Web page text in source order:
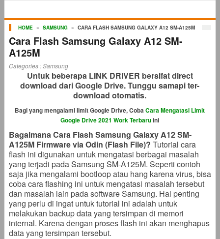
HOME » SAMSUNG » CARA FLASH SAMSUNG GALAXY A12 SM-A125M
Cara Flash Samsung Galaxy A12 SM-
A125M
Categories :Samsung
Untuk beberapa LINK DRIVER bersifat direct
download dari Google Drive. Tunggu samapi ter-
download otomatis.
Bagi yang mengalami limit Google Drive, CobaCara Mengatasi Limit
Google Drive 2021 Work Terbaruini
Bagaimana Cara Flash Samsung Galaxy A12 SM-
A125M Firmware via Odin (Flash File)? Tutorial cara
flash ini digunakan untuk mengatasi berbagai masalah
yang terjadi pada Samsung SM-A125M. Seperti contoh
saja jika mengalami bootloop atau hang karena virus, bisa
coba cara flashing ini untuk mengatasi masalah tersebut
dan masalah lain pada software Samsung. Hal penting
yang perlu di ingat untuk tutorial ini adalah untuk
melakukan backup data yang tersimpan di memori
internal. Karena dengan proses flash ini akan menghapus
data yang tersimpan tersebut.